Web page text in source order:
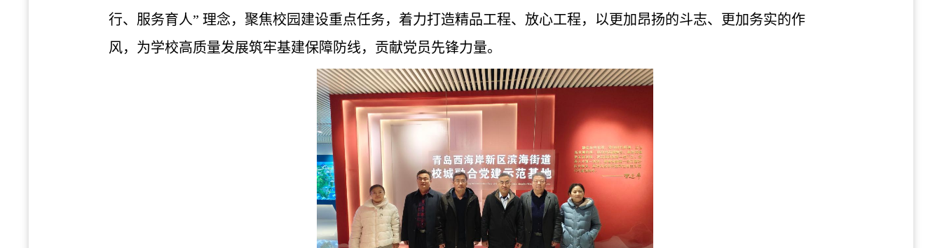
行、服务育人” 理念，聚焦校园建设重点任务，着力打造精品工程、放心工程，以更加昂扬的斗志、更加务实的作
风，为学校高质量发展筑牢基建保障防线，贡献党员先锋力量。